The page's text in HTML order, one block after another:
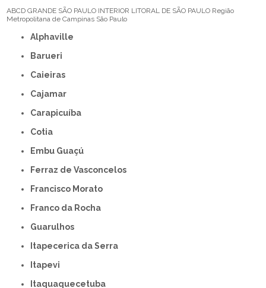
ABCD GRANDE SÃO PAULO INTERIOR LITORAL DE SÃO PAULO Região
Metropolitana de Campinas São Paulo
Alphaville
Barueri
Caieiras
Cajamar
Carapicuíba
Cotia
Embu Guaçú
Ferraz de Vasconcelos
Francisco Morato
Franco da Rocha
Guarulhos
Itapecerica da Serra
Itapevi
Itaquaquecetuba